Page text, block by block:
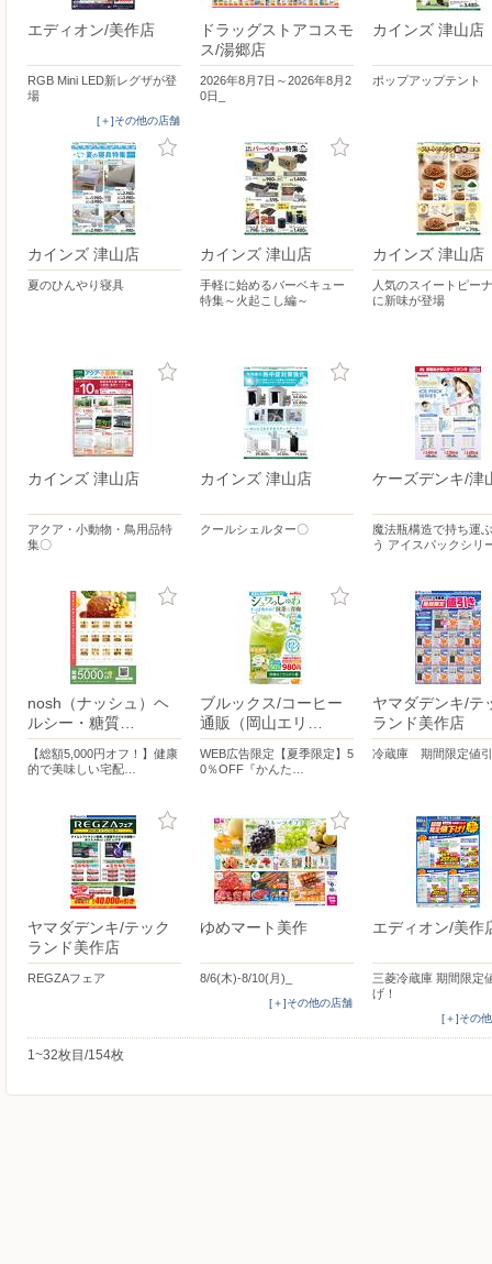
エディオン/美作店
RGB Mini LED新レグザが登
場
[＋]その他の店舗
ドラッグストアコスモ
ス/湯郷店
2026年8月7日～2026年8月2
0日_
カインズ 津山店
ポップアップテント
カインズ 津山店
夏のひんやり寝具
カインズ 津山店
手軽に始めるバーベキュー
特集～火起こし編～
カインズ 津山店
人気のスイートピー
に新味が登場
カインズ 津山店
アクア・小動物・鳥用品特
集〇
カインズ 津山店
クールシェルター〇
ケーズデンキ/津
魔法瓶構造で持ち運
う アイスパックシリ
nosh（ナッシュ）ヘ
ルシー・糖質…
【総額5,000円オフ！】健康
的で美味しい宅配…
ブルックス/コーヒー
通販（岡山エリ…
WEB広告限定【夏季限定】5
0％OFF『かんた…
ヤマダデンキ/テ
ランド美作店
冷蔵庫 期間限定値
ヤマダデンキ/テック
ランド美作店
REGZAフェア
ゆめマート美作
8/6(木)-8/10(月)_
[＋]その他の店舗
エディオン/美作
三菱冷蔵庫 期間限定
げ！
[＋]その
1~32枚目/154枚